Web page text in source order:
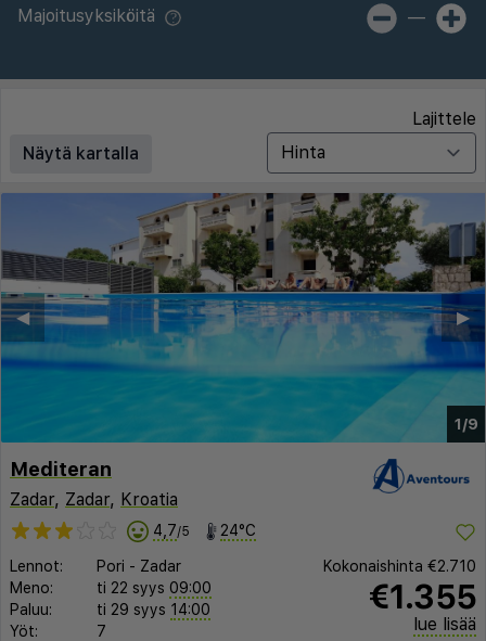
Majoitusyksiköitä —
Näytä kartalla
Lajittele
1/9
▶︎
◀︎
Mediteran
Zadar, Zadar, Kroatia
4,7/5 24°C
Lennot: Pori - Zadar
Meno:
ti 22 syys 09:00
Paluu:
ti 29 syys 14:00
Yöt:
7
Kokonaishinta €2.710
€1.355
lue lisää